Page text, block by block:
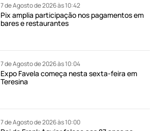
7 de Agosto de 2026 às 10:42
Pix amplia participação nos pagamentos em
bares e restaurantes
7 de Agosto de 2026 às 10:04
Expo Favela começa nesta sexta-feira em
Teresina
7 de Agosto de 2026 às 10:00